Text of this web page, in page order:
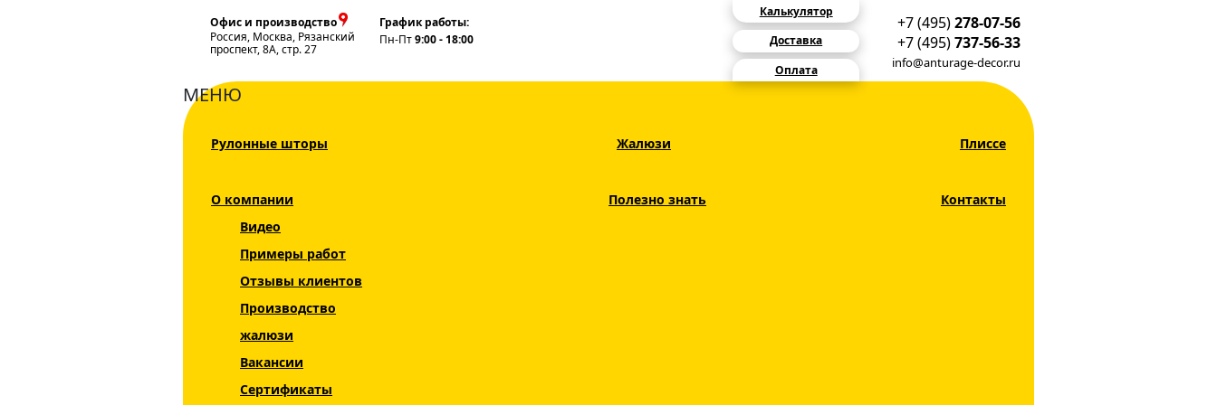
Офис и производство
Россия, Москва, Рязанский
проспект, 8А, стр. 27
График работы:
Пн-Пт9:00 - 18:00
Калькулятор
Доставка
Оплата
+7 (495)278-07-56
+7 (495)737-56-33
info@anturage-decor.ru
МЕНЮ
Рулонные шторы Жалюзи Плиссе
О компании
Видео
Примеры работ
Отзывы клиентов
Производство
жалюзи
Вакансии
Сертификаты
Полезно знать Контакты
Главная Жалюзи Жалюзи на пластиковые окна Кассетные Жалюзи на Окна Красные
Рулонные шторы
Горизонтальные
жалюзи
Вертикальные
жалюзи
Кассетные Жалюзи на Окна